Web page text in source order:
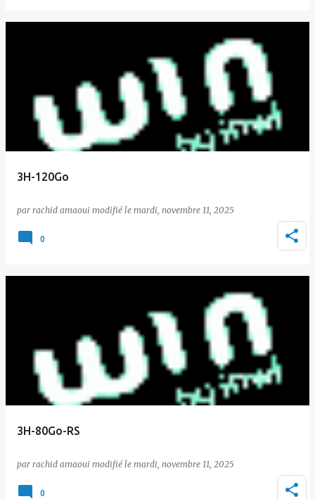
3H-120Go
par rachid amaoui le mardi, novembre 11, 2025
0
3H-80Go-RS
par rachid amaoui le mardi, novembre 11, 2025
0